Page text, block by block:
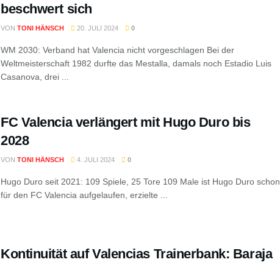
beschwert sich
VON TONI HÄNSCH 20. JULI 2024 0
WM 2030: Verband hat Valencia nicht vorgeschlagen Bei der
Weltmeisterschaft 1982 durfte das Mestalla, damals noch Estadio Luis
Casanova, drei ...
FC Valencia verlängert mit Hugo Duro bis
2028
VON TONI HÄNSCH 4. JULI 2024 0
Hugo Duro seit 2021: 109 Spiele, 25 Tore 109 Male ist Hugo Duro schon
für den FC Valencia aufgelaufen, erzielte ...
Kontinuität auf Valencias Trainerbank: Baraja